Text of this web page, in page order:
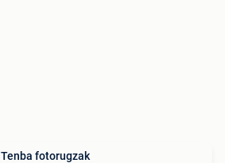
Tenba fotorugzak